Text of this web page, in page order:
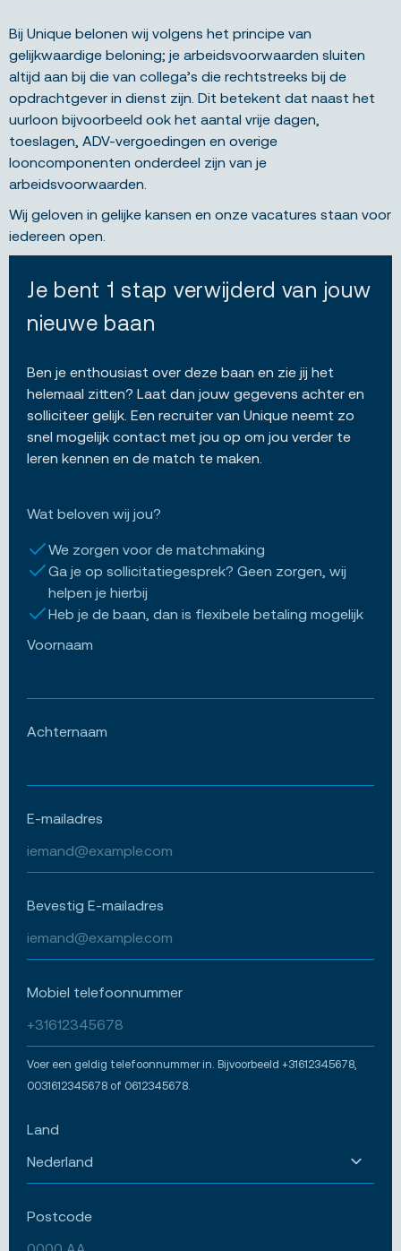
Bij Unique belonen wij volgens het principe van
gelijkwaardige beloning; je arbeidsvoorwaarden sluiten
altijd aan bij die van collega’s die rechtstreeks bij de
opdrachtgever in dienst zijn. Dit betekent dat naast het
uurloon bijvoorbeeld ook het aantal vrije dagen,
toeslagen, ADV-vergoedingen en overige
looncomponenten onderdeel zijn van je
arbeidsvoorwaarden.
Wij geloven in gelijke kansen en onze vacatures staan voor
iedereen open.
Je bent 1 stap verwijderd van jouw
nieuwe baan
Ben je enthousiast over deze baan en zie jij het
helemaal zitten? Laat dan jouw gegevens achter en
solliciteer gelijk. Een recruiter van Unique neemt zo
snel mogelijk contact met jou op om jou verder te
leren kennen en de match te maken.
Wat beloven wij jou?
We zorgen voor de matchmaking
Ga je op sollicitatiegesprek? Geen zorgen, wij
helpen je hierbij
Heb je de baan, dan is flexibele betaling mogelijk
Voornaam
Achternaam
E-mailadres
Bevestig E-mailadres
Mobiel telefoonnummer
Voer een geldig telefoonnummer in. Bijvoorbeeld +31612345678,
0031612345678 of 0612345678.
Land
Postcode